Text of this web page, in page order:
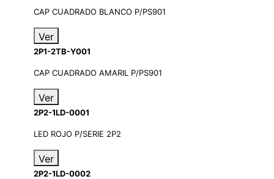
CAP CUADRADO BLANCO P/PS901
Ver
2P1-2TB-Y001
CAP CUADRADO AMARIL P/PS901
Ver
2P2-1LD-0001
LED ROJO P/SERIE 2P2
Ver
2P2-1LD-0002